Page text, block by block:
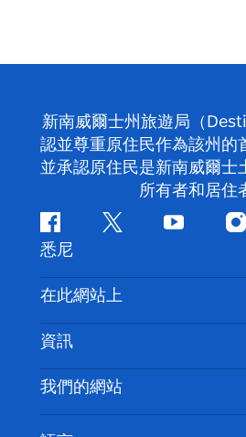
新南威爾士州旅遊局（
認並尊重原住民作為該州的
並承認原住民是新南威爾士
所有者和居住
Facebook嘰
喳
喳
Youtube
悉尼
聯絡我們
免責聲明
隱私
Cookie 通知
在此網站上
目的地
要做的事情
新南威爾斯州公路旅行
資訊
旅行資訊
無障礙悉尼
我們的網站